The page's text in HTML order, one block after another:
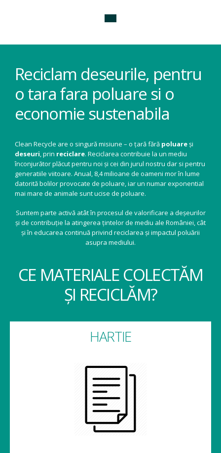
Reciclam deseurile, pentru
o tara fara poluare si o
economie sustenabila
Clean Recycle are o singură misiune – o țară fără poluareși
deseuri, prin reciclare. Reciclarea contribuie la un mediu
înconjurător plăcut pentru noi și cei din jurul nostru dar si pentru
generatiile viitoare. Anual, 8,4 milioane de oameni mor în lume
datorită bolilor provocate de poluare, iar un numar exponential
mai mare de animale sunt ucise de poluare.
Suntem parte activă atât în procesul de valorificare a deșeurilor
și de contribuție la atingerea țintelor de mediu ale României, cât
și în educarea continuă privind reciclarea și impactul poluării
asupra mediului.
CE MATERIALE COLECTĂM
ȘI RECICLĂM?
HARTIE